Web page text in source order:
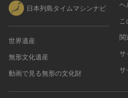
日本列島タイムマシンナビ
世界遺産
無形文化遺産
動画で見る無形の文化財
ヘ
関
サ
サ